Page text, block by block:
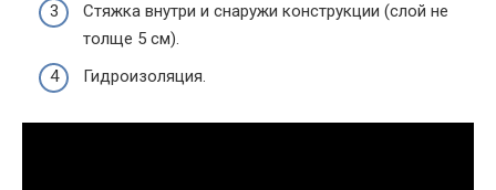
Стяжка внутри и снаружи конструкции (слой не
толще 5 см).
Гидроизоляция.